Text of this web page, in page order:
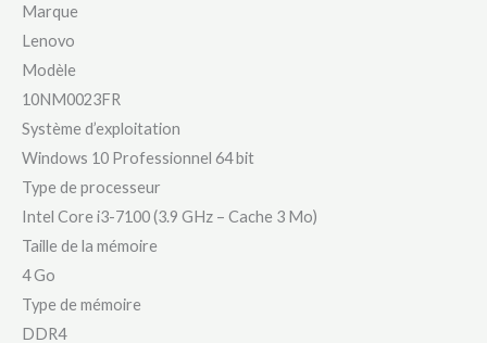
Marque
Lenovo
Modèle
10NM0023FR
Système d’exploitation
Windows 10 Professionnel 64 bit
Type de processeur
Intel Core i3-7100 (3.9 GHz – Cache 3 Mo)
Taille de la mémoire
4 Go
Type de mémoire
DDR4